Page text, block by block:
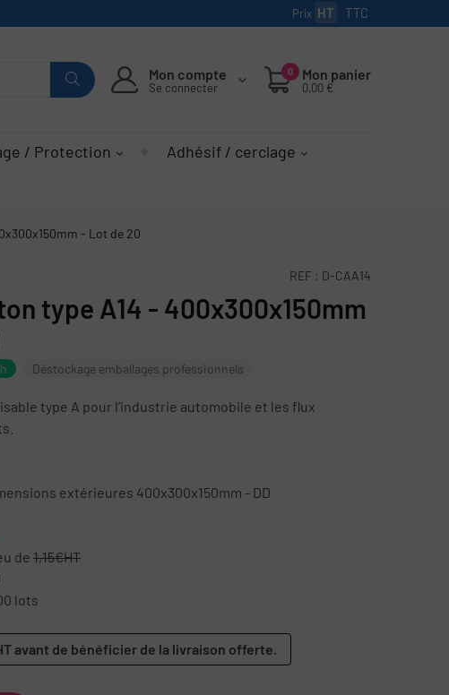
Prix HT TTC
Mon compte
Se connecter
0 Mon panier
0,00 €
/ Protection
Adhésif / cerclage
- Lot de 20
REF : D-CAA14
type A14 - 400x300x150mm
Déstockage emballages professionnels
type A pour l’industrie automobile et les flux
extérieures 400x300x150mm - DD
de 1,15€HT
lots
avant de bénéficier de la livraison offerte.